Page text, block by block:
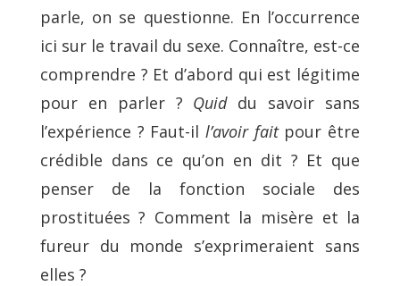
parle, on se questionne. En l’occurrence
ici sur le travail du sexe. Connaître, est-ce
comprendre ? Et d’abord qui est légitime
pour en parler ? Quiddu savoir sans
l’expérience ? Faut-il l’avoir faitpour être
crédible dans ce qu’on en dit ? Et que
penser de la fonction sociale des
prostituées ? Comment la misère et la
fureur du monde s’exprimeraient sans
elles ?